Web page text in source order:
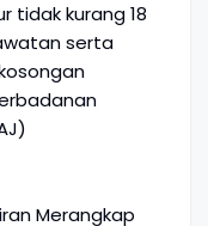
tidak kurang 18
serta
Merangkap